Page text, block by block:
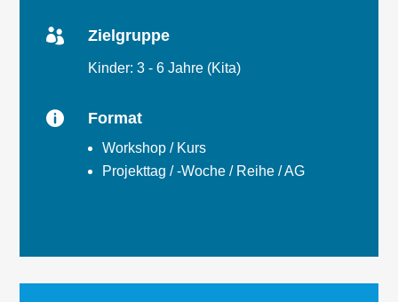
 Zielgruppe
Kinder: 3 - 6 Jahre (Kita)
 Format
Workshop / Kurs
Projekttag / -Woche / Reihe / AG